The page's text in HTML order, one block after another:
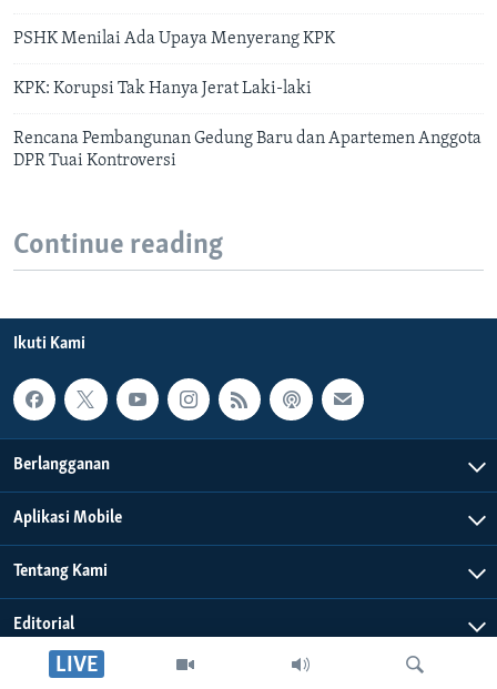
LIVE
PSHK Menilai Ada Upaya Menyerang KPK
KPK: Korupsi Tak Hanya Jerat Laki-laki
Rencana Pembangunan Gedung Baru dan Apartemen Anggota
DPR Tuai Kontroversi
Continue reading
Ikuti Kami
Berlangganan
Aplikasi Mobile
Tentang Kami
Editorial